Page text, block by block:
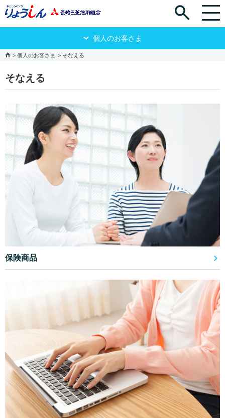
個人のお客さま
個人のお客さま そなえる
そなえる
保険商品